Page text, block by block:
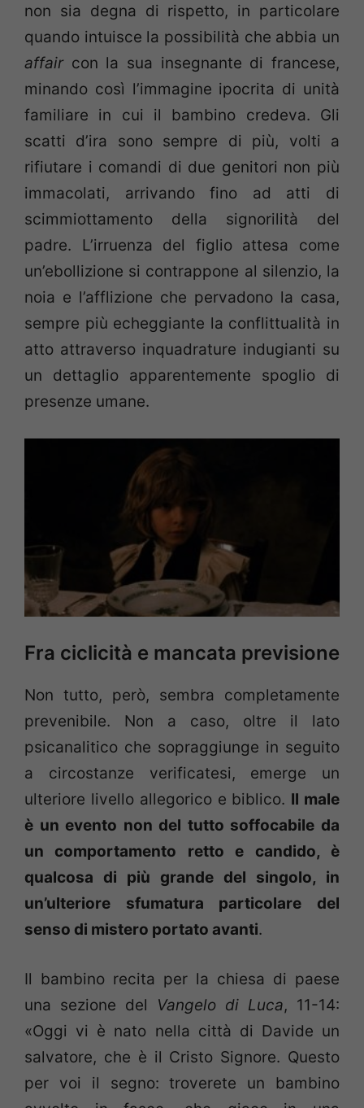
non sia degna di rispetto, in particolare
quando intuisce la possibilità che abbia un
affaircon la sua insegnante di francese,
minando così l’immagine ipocrita di unità
familiare in cui il bambino credeva. Gli
scatti d’ira sono sempre di più, volti a
rifiutare i comandi di due genitori non più
immacolati, arrivando fino ad atti di
scimmiottamento della signorilità del
padre. L’irruenza del figlio attesa come
un’ebollizione si contrappone al silenzio, la
noia e l’afflizione che pervadono la casa,
sempre più echeggiante la conflittualità in
atto attraverso inquadrature indugianti su
un dettaglio apparentemente spoglio di
presenze umane.
Fra ciclicità e mancata previsione
Non tutto, però, sembra completamente
prevenibile. Non a caso, oltre il lato
psicanalitico che sopraggiunge in seguito
a circostanze verificatesi, emerge un
ulteriore livello allegorico e biblico. Il male
è un evento non del tutto soffocabile da
un comportamento retto e candido, è
qualcosa di più grande del singolo, in
un’ulteriore sfumatura particolare del
senso di mistero portato avanti.
Il bambino recita per la chiesa di paese
una sezione del Vangelo di Luca, 11-14:
«Oggi vi è nato nella città di Davide un
salvatore, che è il Cristo Signore. Questo
per voi il segno: troverete un bambino